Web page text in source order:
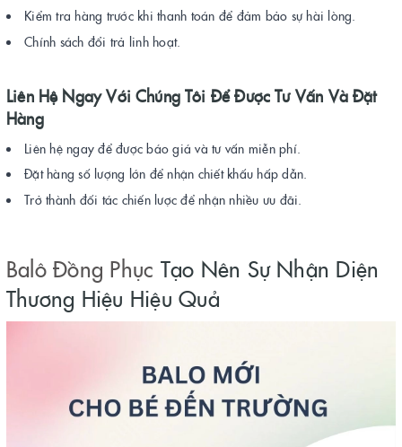
Kiểm tra hàng trước khi thanh toán để đảm bảo sự hài lòng.
Chính sách đổi trả linh hoạt.
Liên Hệ Ngay Với Chúng Tôi Để Được Tư Vấn Và Đặt
Hàng
Liên hệ ngay để được báo giá và tư vấn miễn phí.
Đặt hàng số lượng lớn để nhận chiết khấu hấp dẫn.
Trở thành đối tác chiến lược để nhận nhiều ưu đãi.
Balô Đồng Phục Tạo Nên Sự Nhận Diện
Thương Hiệu Hiệu Quả